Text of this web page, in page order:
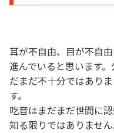
耳が不自由、目が不自
進んでいると思います
だまだ不十分ではあり
す。
吃音はまだまだ世間に
知る限りではありません